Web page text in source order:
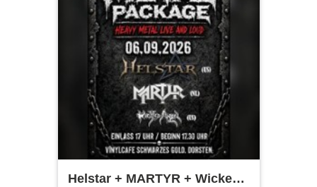
Helstar + MARTYR + Wicked